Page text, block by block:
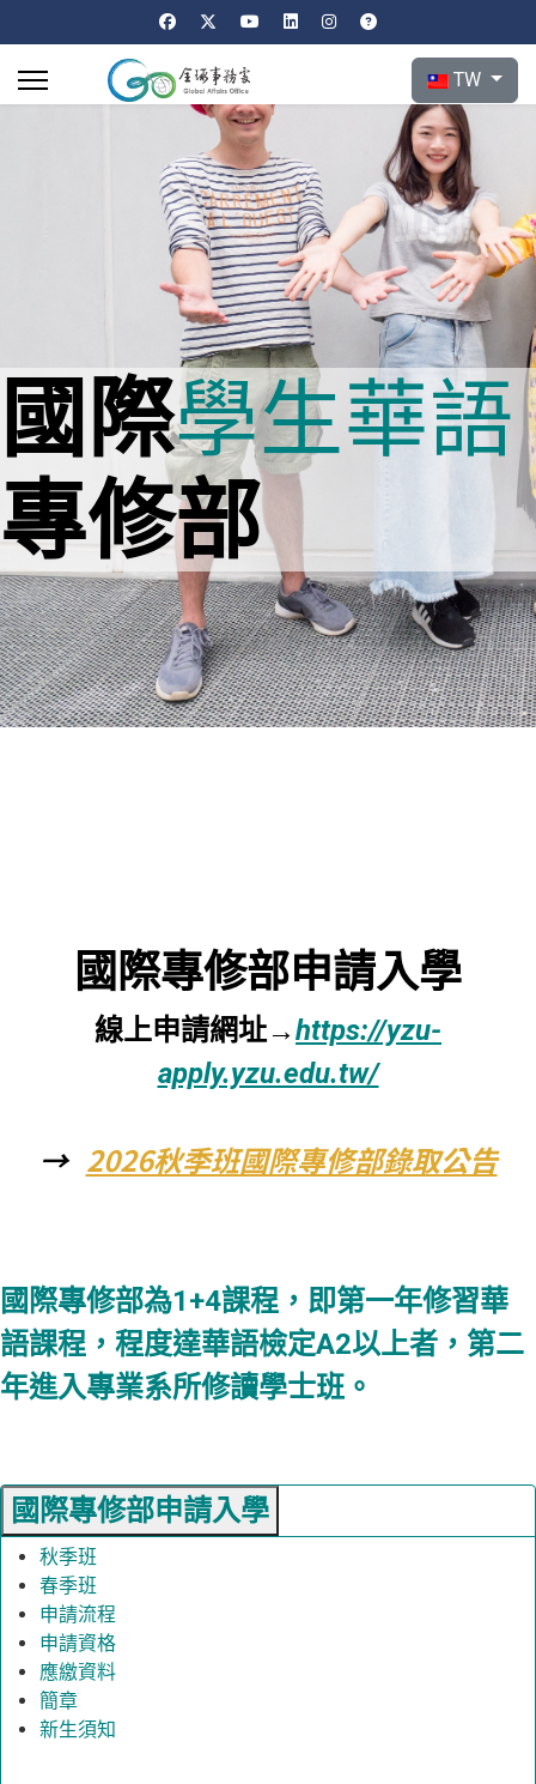
選擇你的語言
TW
國際學生華語
專修部
國際專修部申請入學
線上申請網址→https://yzu-
apply.yzu.edu.tw/
→ 2026秋季班國際專修部錄取公告
國際專修部為1+4課程，即第一年修習華
語課程，程度達華語檢定A2以上者，第二
年進入專業系所修讀學士班。
國際專修部申請入學
秋季班
春季班
申請流程
申請資格
應繳資料
簡章
新生須知